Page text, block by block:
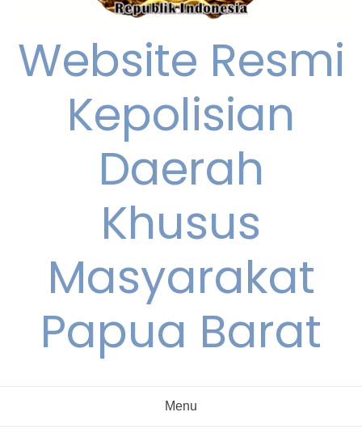
Website Resmi
Kepolisian
Daerah
Khusus
Masyarakat
Papua Barat
Menu